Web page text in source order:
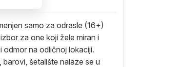
samo za odrasle (16+)
za one koji žele miran i
odmor na odličnoj lokaciji.
barovi, šetalište nalaze se u